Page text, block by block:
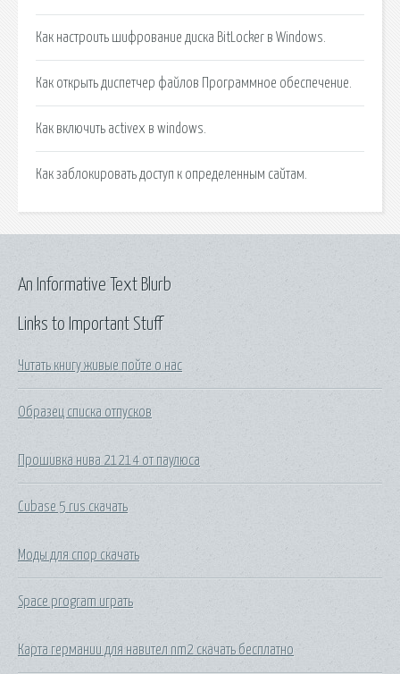
Как настроить шифрование диска BitLocker в Windows.
Как открыть диспетчер файлов Программное обеспечение.
Как включить activex в windows.
Как заблокировать доступ к определенным сайтам.
Links to Important Stuff
Читать книгу живые пойте о нас
Образец списка отпусков
Прошивка нива 21214 от паулюса
Cubase 5 rus скачать
Моды для спор скачать
Space program играть
Карта германии для навител nm2 скачать бесплатно
An Informative Text Blurb